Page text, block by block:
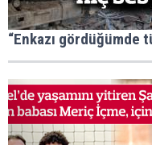
“Enkazı gördüğümde